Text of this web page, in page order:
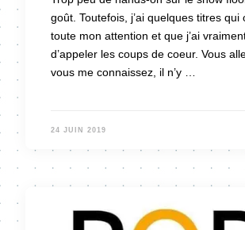
goût. Toutefois, j’ai quelques titres qui
toute mon attention et que j’ai
d’appeler les coups de coeur. Vous
vous me connaissez, il n’y …
24 JUIN 2019